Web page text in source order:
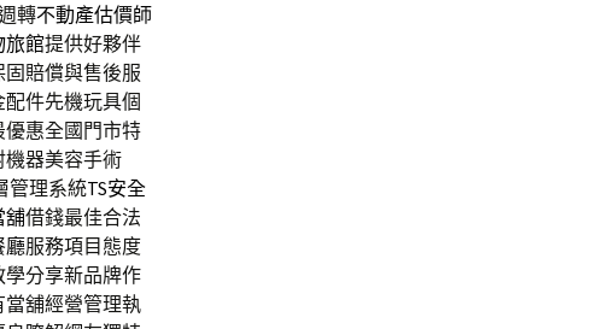
轉不動產估價師
旅館提供好夥伴
賠償與售後服
件先機玩具個
惠全國門市特
器美容手術
管理系統TS安全
舖借錢最佳合法
廳服務項目態度
學分享新品牌作
當舖經營管理執